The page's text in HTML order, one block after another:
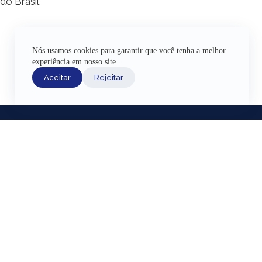
Nós usamos cookies para garantir que você tenha a melhor
experiência em nosso site.
Aceitar
Rejeitar